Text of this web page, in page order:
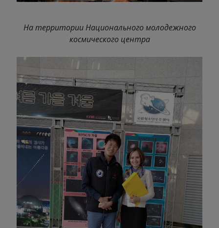
На территории Национального молодежного
космического центра